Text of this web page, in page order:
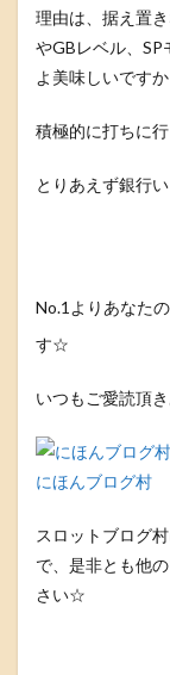
理由は、据え置
やGBレベル、
よ美味しいです
積極的に打ちに行
とりあえず銀行
No.1よりあなたの
す☆
いつもご愛読頂
にほんブログ村
スロットブログ
で、是非とも他
さい☆